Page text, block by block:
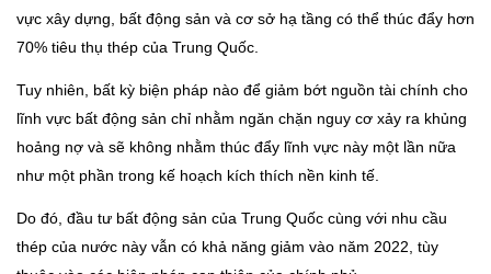
vực xây dựng, bất động sản và cơ sở hạ tầng có thể thúc đẩy hơn
70% tiêu thụ thép của Trung Quốc.
Tuy nhiên, bất kỳ biện pháp nào để giảm bớt nguồn tài chính cho
lĩnh vực bất động sản chỉ nhằm ngăn chặn nguy cơ xảy ra khủng
hoảng nợ và sẽ không nhằm thúc đẩy lĩnh vực này một lần nữa
như một phần trong kế hoạch kích thích nền kinh tế.
Do đó, đầu tư bất động sản của Trung Quốc cùng với nhu cầu
thép của nước này vẫn có khả năng giảm vào năm 2022, tùy